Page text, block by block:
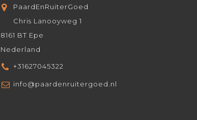
PaardEnRuiterGoed
Chris Lanooyweg 1
8161 BT Epe
Nederland
+31627045322
info@paardenruitergoed.nl